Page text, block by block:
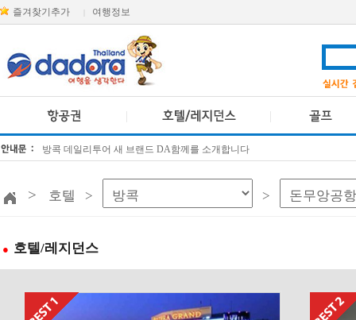
즐겨찾기추가 여행정보
방콕 데일리투어 새 브랜드 DA함께를 소개합니다
> 호텔 > >
● 호텔/레지던스